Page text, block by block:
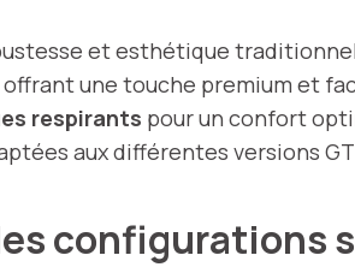
et esthétique
offrant une touche premium et
respirants pour un confort
aux différentes versions
configurations